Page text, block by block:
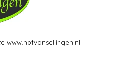
www.hofvansellingen.nl